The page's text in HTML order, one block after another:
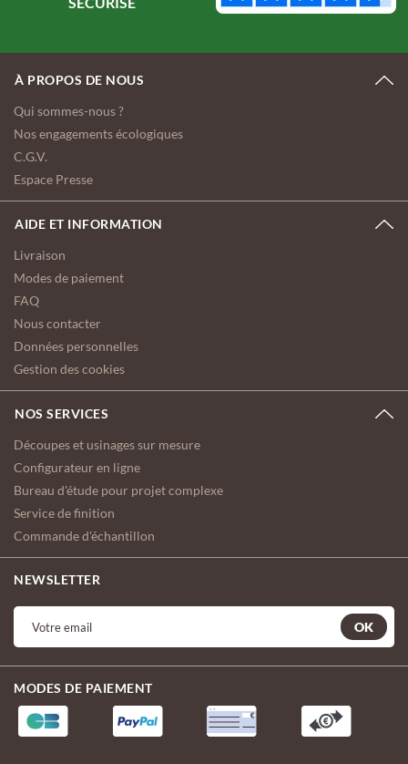
À PROPOS DE NOUS
Qui sommes-nous ?
Nos engagements écologiques
C.G.V.
Espace Presse
AIDE ET INFORMATION
Livraison
Modes de paiement
FAQ
Nous contacter
Données personnelles
Gestion des cookies
NOS SERVICES
Découpes et usinages sur mesure
Configurateur en ligne
Bureau d'étude pour projet complexe
Service de finition
Commande d'échantillon
NEWSLETTER
OK
MODES DE PAIEMENT